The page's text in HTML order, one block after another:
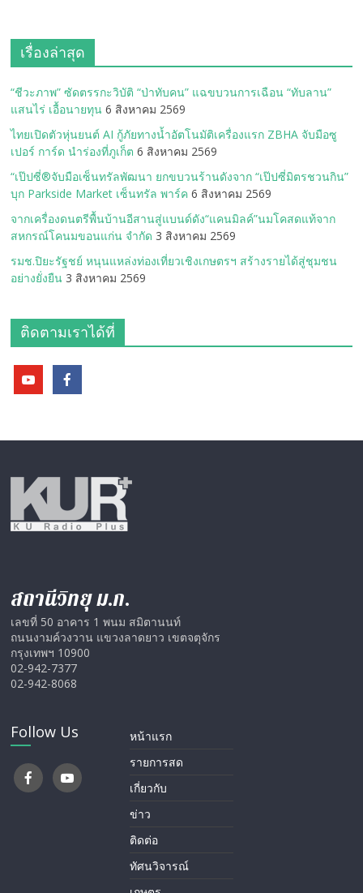
เรื่องล่าสุด
“ชีวะภาพ” ซัดตรรกะวิบัติ “ป่าทับคน” แฉขบวนการเฉือน “ทับลาน”
แสนไร่ เอื้อนายทุน 6 สิงหาคม 2569
ไทยเปิดตัวหุ่นยนต์ AI กู้ภัยทางน้ำอัตโนมัติเครื่องแรก ZBHA จับมือซู
เปอร์ การ์ด นำร่องที่ภูเก็ต 6 สิงหาคม 2569
“เป๊ปซี่®จับมือเซ็นทรัลพัฒนา ยกขบวนร้านดังจาก “เป๊ปซี่มิตรชวนกิน”
บุก Parkside Market เซ็นทรัล พาร์ค 6 สิงหาคม 2569
จากเครื่องดนตรีพื้นบ้านอีสานสู่แบนด์ดัง“แคนมิลค์”นมโคสดแท้จาก
สหกรณ์โคนมขอนแก่น จำกัด 3 สิงหาคม 2569
รมช.ปิยะรัฐชย์ หนุนแหล่งท่องเที่ยวเชิงเกษตรฯ สร้างรายได้สู่ชุมชน
อย่างยั่งยืน 3 สิงหาคม 2569
ติดตามเราได้ที่
สถานีวิทยุ ม.ก.
เลขที่ 50 อาคาร 1 พนม สมิตานนท์
ถนนงามค์วงวาน แขวงลาดยาว เขตจตุจักร
กรุงเทพฯ 10900
02-942-7377
02-942-8068
Follow Us
หน้าแรก
รายการสด
เกี่ยวกับ
ข่าว
ติดต่อ
ทัศนวิจารณ์